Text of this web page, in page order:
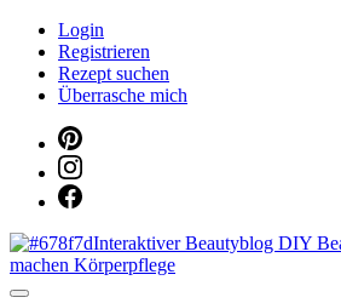
Login
Registrieren
Rezept suchen
Überrasche mich